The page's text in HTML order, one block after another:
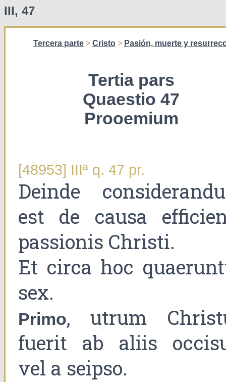
III, 47
Tercera parte > Cristo > Pasión, muerte y
Tertia pars
Quaestio 47
Prooemium
[48953] IIIª q. 47 pr.
Deinde
est de causa
passionis Christi.
Et circa hoc
sex.
Primo, utrum
fuerit ab aliis
vel a seipso.